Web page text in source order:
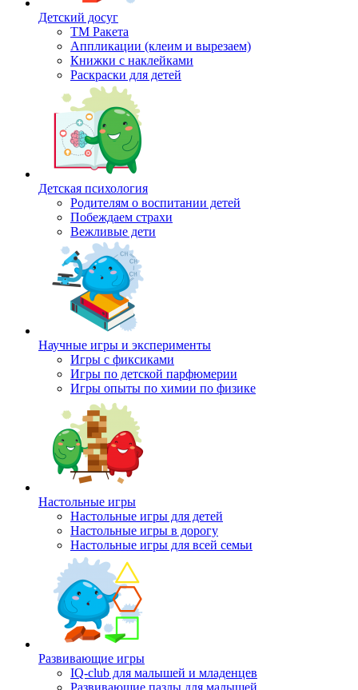
Детский досуг
ТМ Ракета
Аппликации (клеим и вырезаем)
Книжки с наклейками
Раскраски для детей
Детская психология
Родителям о воспитании детей
Побеждаем страхи
Вежливые дети
Научные игры и эксперименты
Игры с фиксиками
Игры по детской парфюмерии
Игры опыты по химии по физике
Настольные игры
Настольные игры для детей
Настольные игры в дорогу
Настольные игры для всей семьи
Развивающие игры
IQ-club для малышей и младенцев
Развивающие пазлы для малышей